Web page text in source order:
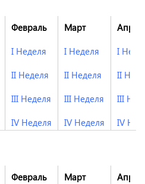
Февраль
I Неделя
II Неделя
III Неделя
IV Неделя
Март
I Неделя
II Неделя
III Неделя
IV Неделя
I
II
III
IV
Февраль
Март